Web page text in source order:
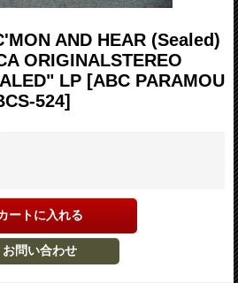
AND HEAR (Sealed)
ORIGINALSTEREO
LP [ABC PARAMOU
524]